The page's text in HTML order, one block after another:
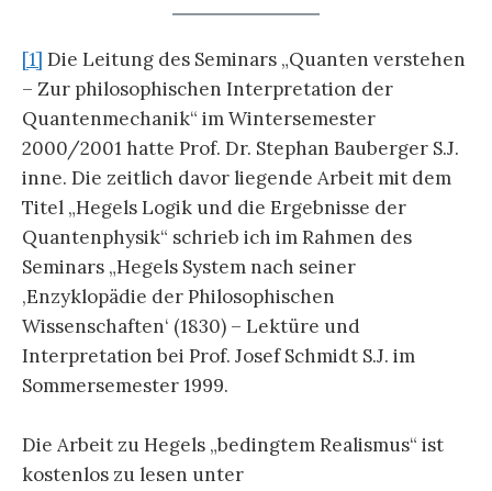
[1] Die Leitung des Seminars „Quanten verstehen
– Zur philosophischen Interpretation der
Quantenmechanik“ im Wintersemester
2000/2001 hatte Prof. Dr. Stephan Bauberger S.J.
inne. Die zeitlich davor liegende Arbeit mit dem
Titel „Hegels Logik und die Ergebnisse der
Quantenphysik“ schrieb ich im Rahmen des
Seminars „Hegels System nach seiner
‚Enzyklopädie der Philosophischen
Wissenschaften‘ (1830) – Lektüre und
Interpretation bei Prof. Josef Schmidt S.J. im
Sommersemester 1999.
Die Arbeit zu Hegels „bedingtem Realismus“ ist
kostenlos zu lesen unter